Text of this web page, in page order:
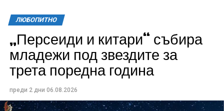
Всички събития ще се проведат в парк „Максим
Райкович“, срещу часовниковата кула, с вход
свободен. Програмата ще започне на 12 август с
изпълнители GoGo, Toria, ZoV & Vakavliev.
ЛЮБОПИТНО
„Персеиди и китари“ събира
младежи под звездите за
трета поредна година
преди 2 дни 06.08.2026